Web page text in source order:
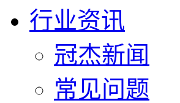
行业资讯
冠杰新闻
常见问题